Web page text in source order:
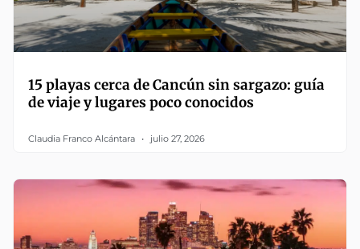
15 playas cerca de Cancún sin sargazo: guía
de viaje y lugares poco conocidos
Claudia Franco Alcántara julio 27, 2026